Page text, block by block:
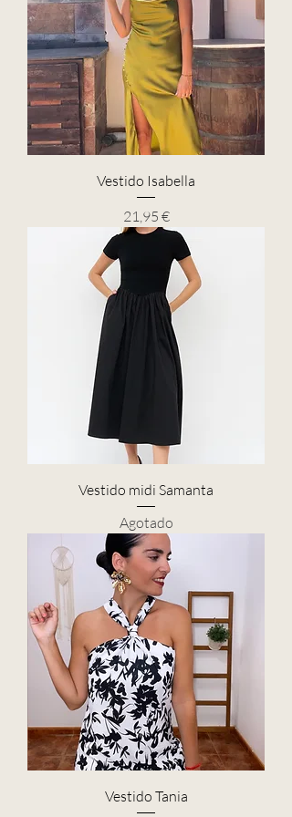
Vestido Isabella
Precio
21,95 €
Vestido midi Samanta
Agotado
Vestido Tania